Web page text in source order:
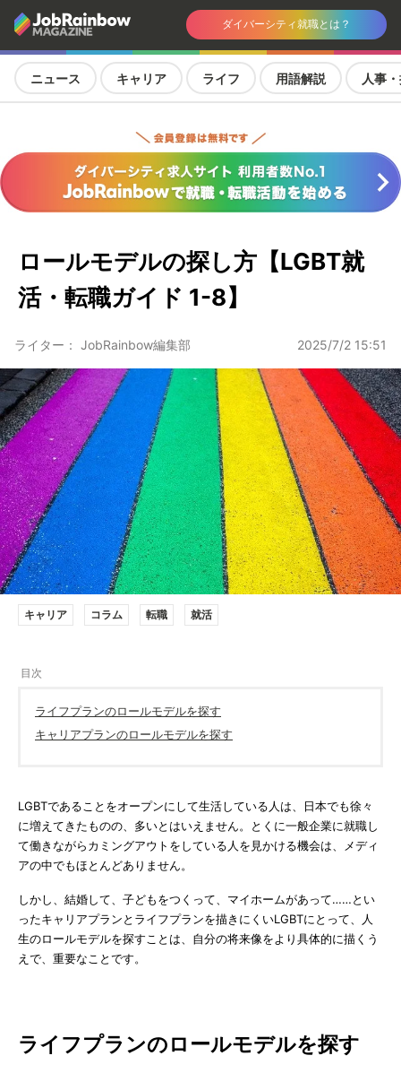
ダイバーシティ就職とは？
ニュース キャリア ライフ 用語解説 人事
ロールモデルの探し方【LGBT就
活・転職ガイド 1-8】
ライター： JobRainbow編集部 2025/7/2 15:51
キャリア コラム 転職 就活
ライフプランのロールモデルを探す
キャリアプランのロールモデルを探す
LGBTであることをオープンにして生活している人は、日本でも徐々
に増えてきたものの、多いとはいえません。とくに一般企業に就職し
て働きながらカミングアウトをしている人を見かける機会は、メディ
アの中でもほとんどありません。
しかし、結婚して、子どもをつくって、マイホームがあって……とい
ったキャリアプランとライフプランを描きにくいLGBTにとって、人
生のロールモデルを探すことは、自分の将来像をより具体的に描くう
えで、重要なことです。
ライフプランのロールモデルを探す